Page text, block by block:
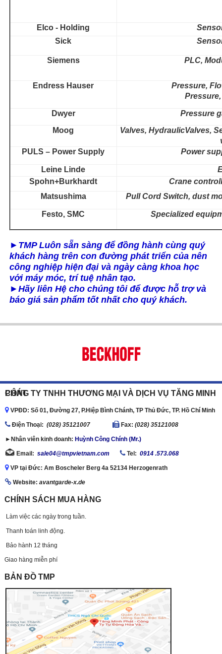
Elco - Holding
Sick
Siemens PLC,
Endress Hauser
Pressure,
Dwyer
Pressure
Moog
Valves, HydraulicValves,
PULS – Power Supply
Power
Leine Linde
Spohn+Burkhardt
Crane
Matsushima
Pull Cord Switch, dust
Festo, SMC Specialized
► TMP Luôn sẵn sàng để đồng hành cùng quý
khách hàng trên con đường phát triển của nên
công nghiệp hiện đại và ngày càng khoa học
với máy móc, trí tuệ nhân tạo.
► Hãy liên Hệ cho chúng tôi để được hỗ trợ và
báo giá sản phẩm tốt nhất cho quý khách.
CÔNG TY TNHH THƯƠNG MẠI VÀ DỊCH VỤ TĂNG MINH PHÁT
VPĐD: Số 01, Đường 27, P.Hiệp Bình Chánh, TP Thủ Đức, TP. Hồ Chí Minh
Ðiện Thoại: (028) 35121007 Fax: (028) 35121008
►Nhân viên kinh doanh: Huỳnh Công Chính (Mr.)
Email: sale04@tmpvietnam.com Tel: 0914 .573.068
VP tại Đức: Am Boscheler Berg 4a 52134 Herzogenrath
Website: avantgarde-x.de
CHÍNH SÁCH MUA HÀNG
Làm việc các ngày trong tuần.
Thanh toán linh động.
Bảo hành 12 tháng
Giao hàng miễn phí
BẢN ĐỒ TMP